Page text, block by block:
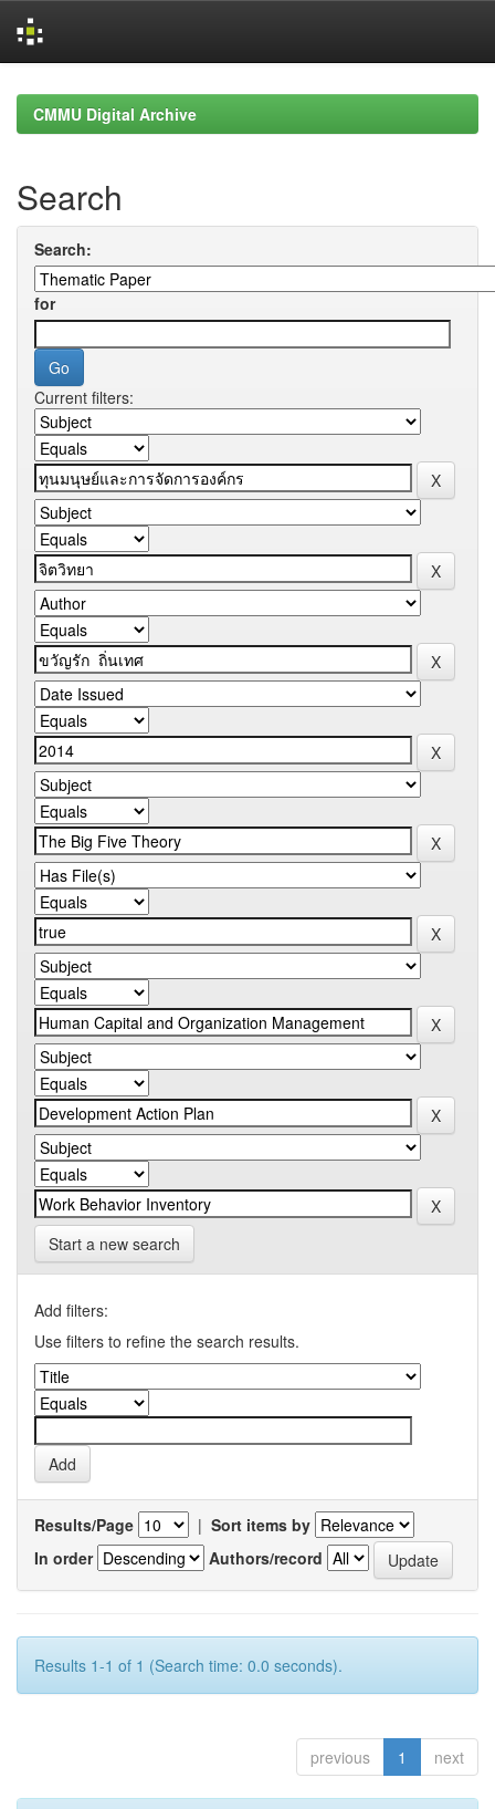
navigationCMMU Digital Archive
Search
Search:
for
Current filters:
Start a new search
Add filters:
Use filters to refine the search results.
Results/Page | Sort items by
In order
Authors/record
Results 1-1 of 1 (Search time: 0.0 seconds).
previous 1 next